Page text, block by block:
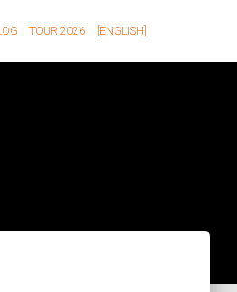
TOUR 2026 [ENGLISH]